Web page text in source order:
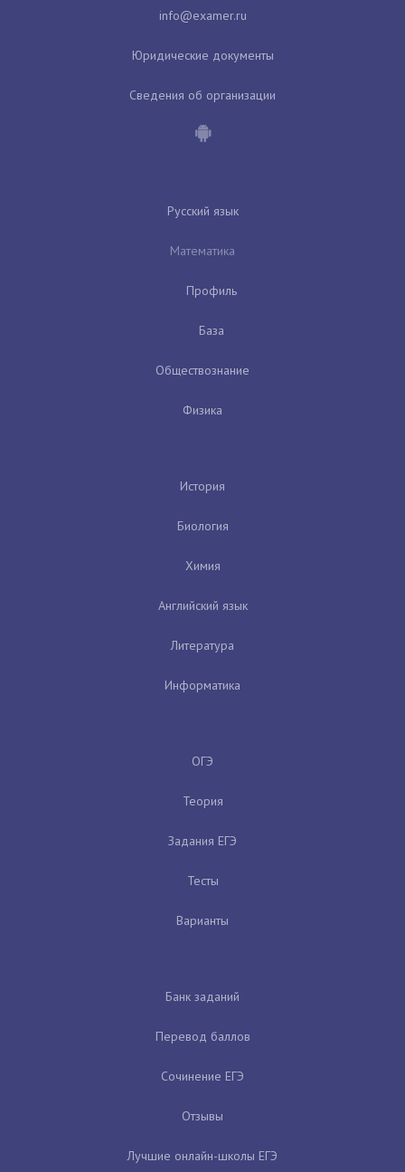
Юридические документы
Сведения об организации
Русский язык
Математика
Профиль
База
Обществознание
Физика
История
Биология
Химия
Английский язык
Литература
Информатика
ОГЭ
Теория
Задания ЕГЭ
Тесты
Варианты
Банк заданий
Перевод баллов
Сочинение ЕГЭ
Отзывы
Лучшие онлайн-школы ЕГЭ